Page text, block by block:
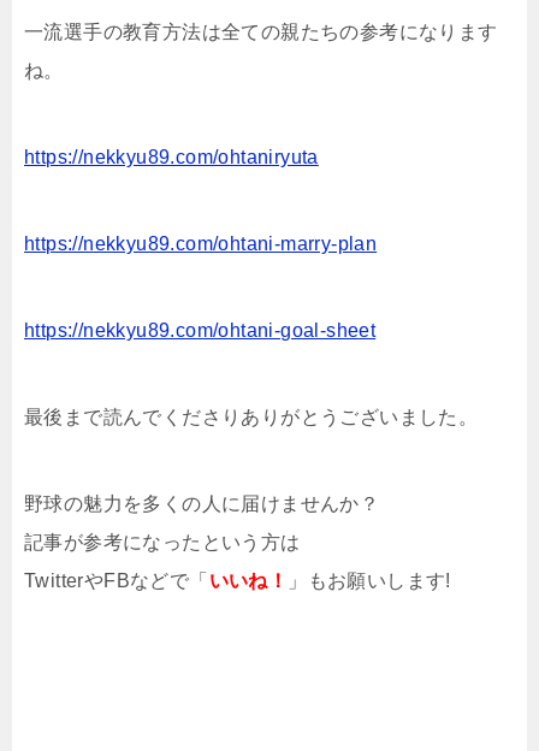
一流選手の教育方法は全ての親たちの参考になります
ね。
https://nekkyu89.com/ohtaniryuta
https://nekkyu89.com/ohtani-marry-plan
https://nekkyu89.com/ohtani-goal-sheet
最後まで読んでくださりありがとうございました。
野球の魅力を多くの人に届けませんか？
記事が参考になったという方は
TwitterやFBなどで「 いいね！ 」もお願いします!